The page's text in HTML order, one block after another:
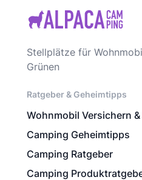
Stellplätze für
Grünen
Ratgeber & Geheimtipps
Wohnmobil Versichern
Camping Geheimtipps
Camping Ratgeber
Camping